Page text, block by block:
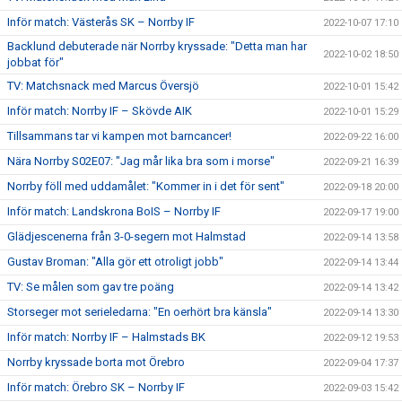
Inför match: Västerås SK – Norrby IF 2022-10-07 17:10
Backlund debuterade när Norrby kryssade: "Detta man har
jobbat för"
2022-10-02 18:50
TV: Matchsnack med Marcus Översjö 2022-10-01 15:42
Inför match: Norrby IF – Skövde AIK 2022-10-01 15:29
Tillsammans tar vi kampen mot barncancer! 2022-09-22 16:00
Nära Norrby S02E07: "Jag mår lika bra som i morse" 2022-09-21 16:39
Norrby föll med uddamålet: "Kommer in i det för sent" 2022-09-18 20:00
Inför match: Landskrona BoIS – Norrby IF 2022-09-17 19:00
Glädjescenerna från 3-0-segern mot Halmstad 2022-09-14 13:58
Gustav Broman: "Alla gör ett otroligt jobb" 2022-09-14 13:44
TV: Se målen som gav tre poäng 2022-09-14 13:42
Storseger mot serieledarna: "En oerhört bra känsla" 2022-09-14 13:30
Inför match: Norrby IF – Halmstads BK 2022-09-12 19:53
Norrby kryssade borta mot Örebro 2022-09-04 17:37
Inför match: Örebro SK – Norrby IF 2022-09-03 15:42